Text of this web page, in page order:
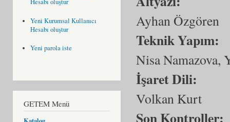
Hesabı oluştur
Yeni Kurumsal Kullanıcı
Hesabı oluştur
Yeni parola iste
GETEM Menü
Ayhan Özgören
Teknik Yapım:
Nisa Namazova,
İşaret Dili:
Volkan Kurt
Son Kontroller: